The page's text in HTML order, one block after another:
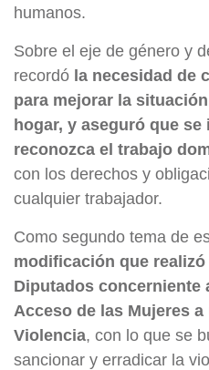
humanos.
Sobre el eje de género y
recordó la necesidad de
para mejorar la
hogar, y aseguró que
reconozca el trabajo
con los derechos y
cualquier trabajador.
Como segundo tema de
modificación que realizó
Diputados concerniente
Acceso de las Mujeres
Violencia, con lo que se
sancionar y erradicar la